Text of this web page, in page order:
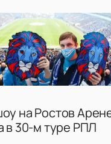
на Ростов
в 30-м туре РПЛ